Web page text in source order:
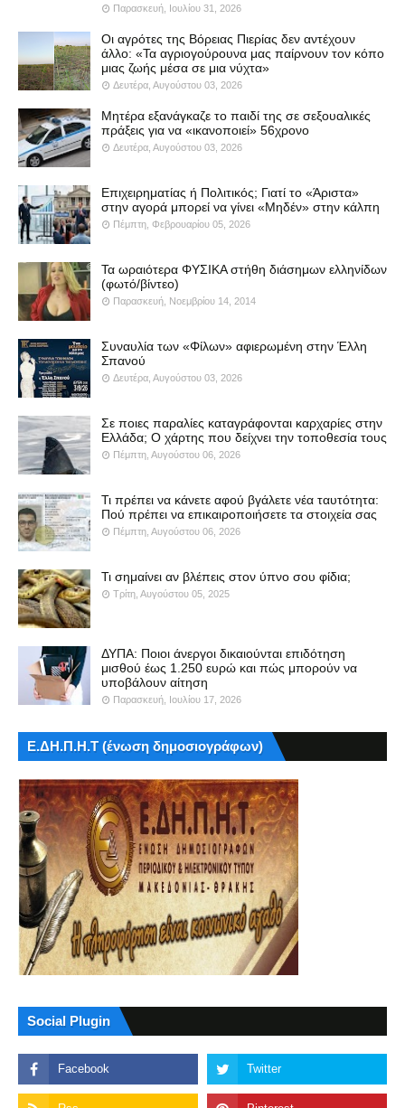
Παρασκευή, Ιουλίου 31, 2026
Οι αγρότες της Βόρειας Πιερίας δεν αντέχουν
άλλο: «Τα αγριογούρουνα μας παίρνουν τον κόπο
μιας ζωής μέσα σε μια νύχτα»
Δευτέρα, Αυγούστου 03, 2026
Μητέρα εξανάγκαζε το παιδί της σε σεξουαλικές
πράξεις για να «ικανοποιεί» 56χρονο
Δευτέρα, Αυγούστου 03, 2026
Επιχειρηματίας ή Πολιτικός; Γιατί το «Άριστα»
στην αγορά μπορεί να γίνει «Μηδέν» στην κάλπη
Πέμπτη, Φεβρουαρίου 05, 2026
Τα ωραιότερα ΦΥΣΙΚΑ στήθη διάσημων ελληνίδων
(φωτό/βίντεο)
Παρασκευή, Νοεμβρίου 14, 2014
Συναυλία των «Φίλων» αφιερωμένη στην Έλλη
Σπανού
Δευτέρα, Αυγούστου 03, 2026
Σε ποιες παραλίες καταγράφονται καρχαρίες στην
Ελλάδα; Ο χάρτης που δείχνει την τοποθεσία τους
Πέμπτη, Αυγούστου 06, 2026
Τι πρέπει να κάνετε αφού βγάλετε νέα ταυτότητα:
Πού πρέπει να επικαιροποιήσετε τα στοιχεία σας
Πέμπτη, Αυγούστου 06, 2026
Τι σημαίνει αν βλέπεις στον ύπνο σου φίδια;
Τρίτη, Αυγούστου 05, 2025
ΔΥΠΑ: Ποιοι άνεργοι δικαιούνται επιδότηση
μισθού έως 1.250 ευρώ και πώς μπορούν να
υποβάλουν αίτηση
Παρασκευή, Ιουλίου 17, 2026
Ε.ΔΗ.Π.Η.Τ (ένωση δημοσιογράφων)
Social Plugin